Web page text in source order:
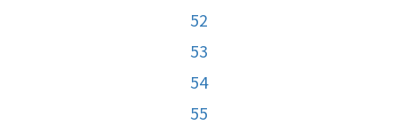
52
53
54
55